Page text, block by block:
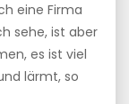
eine Firma
sehe, ist aber
es ist viel
lärmt, so